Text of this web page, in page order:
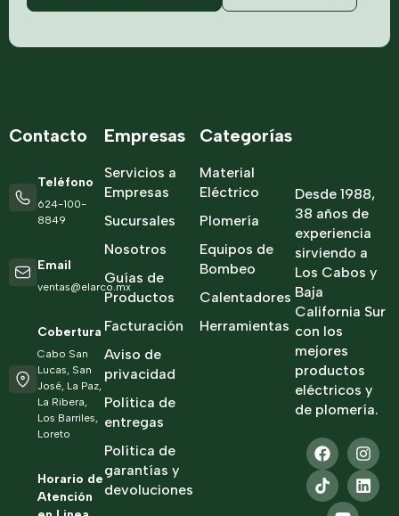
Desde 1988,
38 años de
experiencia
sirviendo a
Los Cabos y
Baja
California Sur
con los
mejores
productos
eléctricos y
de plomería.
Categorías
Material
Eléctrico
Plomería
Equipos de
Bombeo
Calentadores
Herramientas
Empresas
Servicios a
Empresas
Sucursales
Nosotros
Guías de
Productos
Facturación
Aviso de
privacidad
Política de
entregas
Política de
garantías y
devoluciones
Contacto
Teléfono
624-100-
8849
Email
ventas@elarco.mx
Cobertura
Cabo San
Lucas, San
José, La Paz,
La Ribera,
Los Barriles,
Loreto
Horario de
Atención